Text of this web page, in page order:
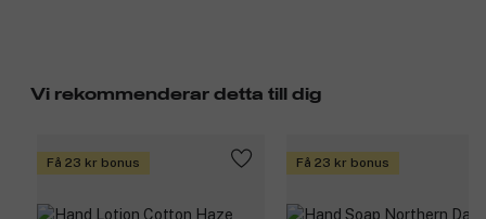
Vi rekommenderar detta till dig
Få 23 kr bonus Få 23 kr bonus